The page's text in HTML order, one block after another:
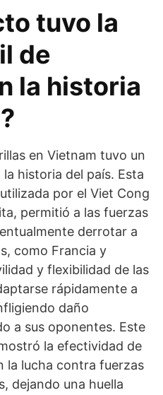
tuvo la
de
la historia
en Vietnam tuvo un
historia del país. Esta
por el Viet Cong
permitió a las fuerzas
derrotar a
como Francia y
y flexibilidad de las
rápidamente a
daño
a sus oponentes. Este
la efectividad de
la lucha contra fuerzas
dejando una huella